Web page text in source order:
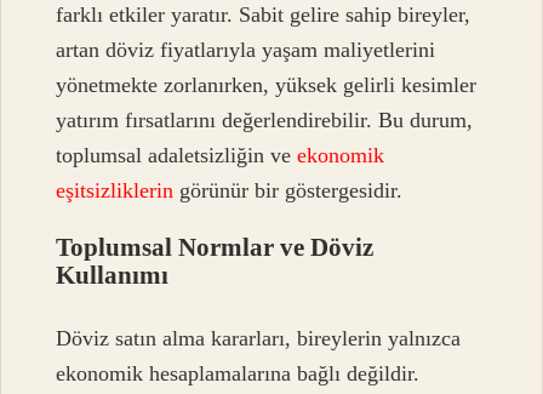
farklı etkiler yaratır. Sabit gelire sahip bireyler,
artan döviz fiyatlarıyla yaşam maliyetlerini
yönetmekte zorlanırken, yüksek gelirli kesimler
yatırım fırsatlarını değerlendirebilir. Bu durum,
toplumsal adaletsizliğin veekonomik
eşitsizliklerin görünür bir göstergesidir.
Toplumsal Normlar ve Döviz
Kullanımı
Döviz satın alma kararları, bireylerin yalnızca
ekonomik hesaplamalarına bağlı değildir.